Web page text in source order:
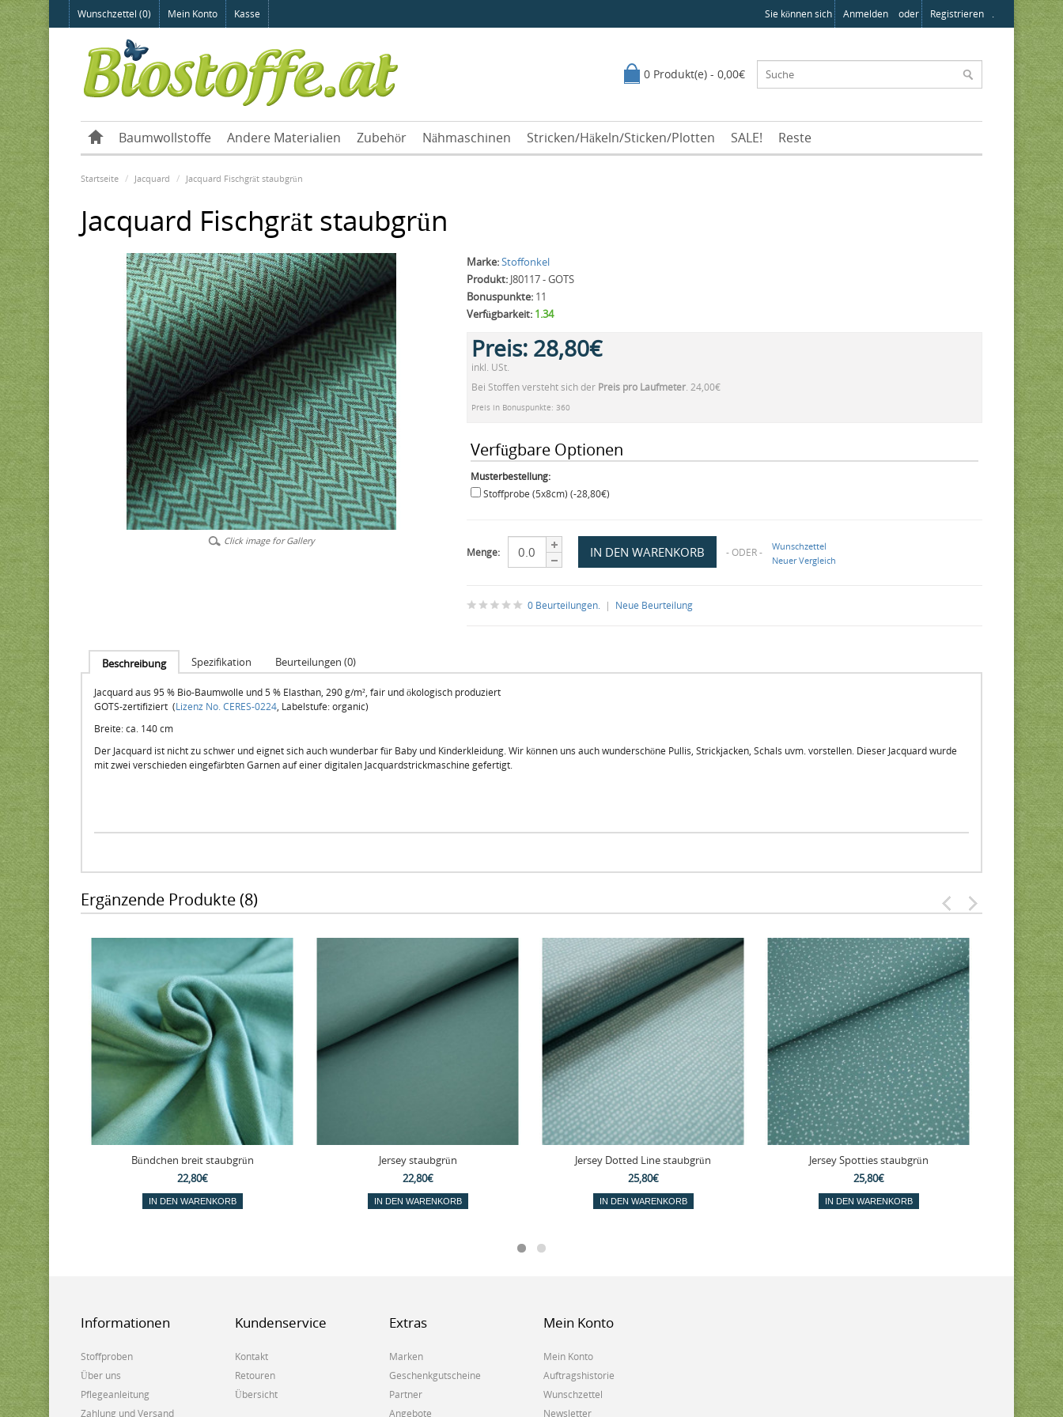
Wunschzettel (0) Mein Konto Kasse Sie können sich Anmelden oder Registrieren .
0 Produkt(e) - 0,00€
Baumwollstoffe Andere Materialien Zubehör Nähmaschinen Stricken/Häkeln/Sticken/Plotten SALE! Reste
Startseite Jacquard Jacquard Fischgrät staubgrün
Jacquard Fischgrät staubgrün
Click image for Gallery
Marke:Stoffonkel
Produkt:J80117 - GOTS
Bonuspunkte:11
Verfügbarkeit:1.34
Preis: 28,80€
inkl. USt.
Bei Stoffen versteht sich der Preis pro Laufmeter. 24,00€
Preis in Bonuspunkte: 360
Verfügbare Optionen
Musterbestellung:
Stoffprobe (5x8cm) (-28,80€)
Menge: - ODER -
Wunschzettel
Neuer Vergleich
0 Beurteilungen.| Neue Beurteilung
Beschreibung Spezifikation Beurteilungen (0)
Jacquard aus 95 % Bio-Baumwolle und 5 % Elasthan, 290 g/m², fair und ökologisch produziert
GOTS-zertifiziert (Lizenz No. CERES-0224, Labelstufe: organic)
Breite: ca. 140 cm
Der Jacquard ist nicht zu schwer und eignet sich auch wunderbar für Baby und Kinderkleidung. Wir können uns auch wunderschöne Pullis, Strickjacken, Schals uvm. vorstellen. Dieser Jacquard wurde
mit zwei verschieden eingefärbten Garnen auf einer digitalen Jacquardstrickmaschine gefertigt.
Ergänzende Produkte (8)
Bündchen breit staubgrün
22,80€
IN DEN WARENKORB
Jersey staubgrün
22,80€
IN DEN WARENKORB
Jersey Dotted Line staubgrün
25,80€
IN DEN WARENKORB
Jersey Spotties staubgrün
25,80€
IN DEN WARENKORB IN
Informationen
Stoffproben
Über uns
Pflegeanleitung
Zahlung und Versand
Kundenservice
Kontakt
Retouren
Übersicht
Extras
Marken
Geschenkgutscheine
Partner
Angebote
Mein Konto
Mein Konto
Auftragshistorie
Wunschzettel
Newsletter